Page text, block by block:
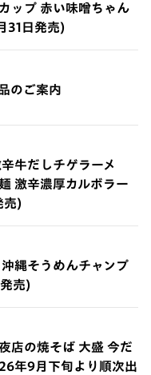
ップ 赤い味噌ちゃん
31日発売)
のご案内
牛だしチゲラーメ
激辛濃厚カルボラー
売)
沖縄そうめんチャンプ
売)
店の焼そば 大盛 今だ
年9月下旬より順次出